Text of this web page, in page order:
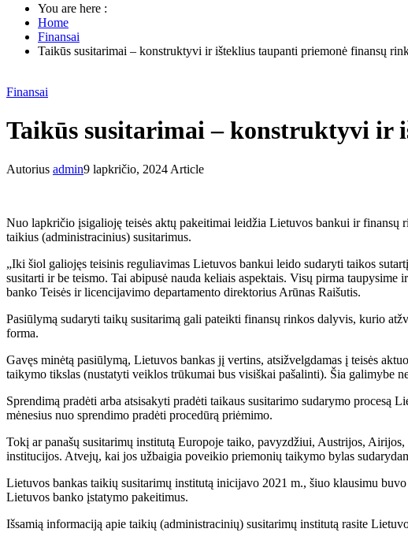
You are here :
Home
Finansai
Taikūs susitarimai – konstruktyvi ir išteklius taupanti priemonė finansų
Finansai
Taikūs susitarimai – konstruktyvi ir
Autorius admin9 lapkričio, 2024 Article
Nuo lapkričio įsigalioję teisės aktų pakeitimai leidžia Lietuvos bankui ir finansų
taikius (administracinius) susitarimus.
„Iki šiol galiojęs teisinis reguliavimas Lietuvos bankui leido sudaryti taikos
susitarti ir be teismo. Tai abipusė nauda keliais aspektais. Visų pirma
banko Teisės ir licencijavimo departamento direktorius Arūnas Raišutis.
Pasiūlymą sudaryti taikų susitarimą gali pateikti finansų rinkos dalyvis, kurio
forma.
Gavęs minėtą pasiūlymą, Lietuvos bankas jį vertins, atsižvelgdamas į teisės
taikymo tikslas (nustatyti veiklos trūkumai bus visiškai pašalinti). Šia galimybe
Sprendimą pradėti arba atsisakyti pradėti taikaus susitarimo sudarymo procesą
mėnesius nuo sprendimo pradėti procedūrą priėmimo.
Tokį ar panašų susitarimų institutą Europoje taiko, pavyzdžiui, Austrijos,
institucijos. Atvejų, kai jos užbaigia poveikio priemonių taikymo bylas
Lietuvos bankas taikių susitarimų institutą inicijavo 2021 m., šiuo klausimu
Lietuvos banko įstatymo pakeitimus.
Išsamią informaciją apie taikių (administracinių) susitarimų institutą rasite